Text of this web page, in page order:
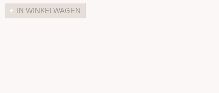
IN WINKELWAGEN